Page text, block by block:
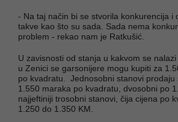
- Na taj način bi se stvorila konkurencija i
takve kao što su sada. Sada nema
problem - rekao nam je Ratkušić.
U zavisnosti od stanja u kakvom se nalazi
u Zenici se garsonijere mogu kupiti za
po kvadratu. Jednosobni stanovi prodaju
1.550 maraka po kvadratu, dvosobni po
najjeftiniji trosobni stanovi, čija cijena po
1.250 do 1.350 KM.